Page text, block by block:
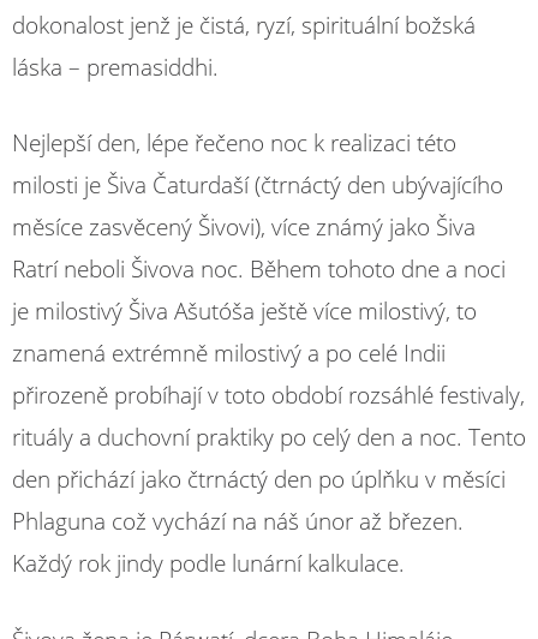
dokonalost jenž je čistá, ryzí, spirituální božská
láska – premasiddhi.
Nejlepší den, lépe řečeno noc k realizaci této
milosti je Šiva Čaturdaší (čtrnáctý den ubývajícího
měsíce zasvěcený Šivovi), více známý jako Šiva
Ratrí neboli Šivova noc. Během tohoto dne a noci
je milostivý Šiva Ašutóša ještě více milostivý, to
znamená extrémně milostivý a po celé Indii
přirozeně probíhají v toto období rozsáhlé festivaly,
rituály a duchovní praktiky po celý den a noc. Tento
den přichází jako čtrnáctý den po úplňku v měsíci
Phlaguna což vychází na náš únor až březen.
Každý rok jindy podle lunární kalkulace.